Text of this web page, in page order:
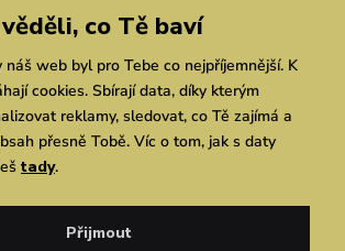
Brno Chrudim
Simplia.cz
co Tě baví
náš web byl pro Tebe co nejpříjemnější. K
cookies. Sbírají data, díky kterým
reklamy, sledovat, co Tě zajímá a
přesně Tobě. Víc o tom, jak s daty
tady.
Přijmout